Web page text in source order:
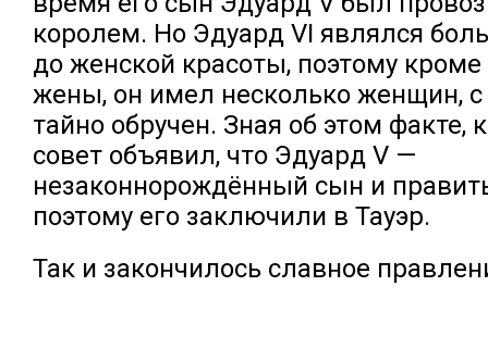
королем. Но Эдуард VI являлся
до женской красоты, поэтому
жены, он имел несколько женщин,
тайно обручен. Зная об этом факте,
совет объявил, что Эдуард V —
незаконнорождённый сын и
поэтому его заключили в Тауэр.
Так и закончилось славное